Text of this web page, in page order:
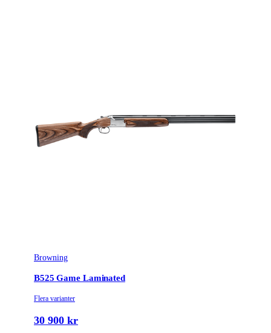
Browning
B525 Game Laminated
Flera varianter
30 900 kr